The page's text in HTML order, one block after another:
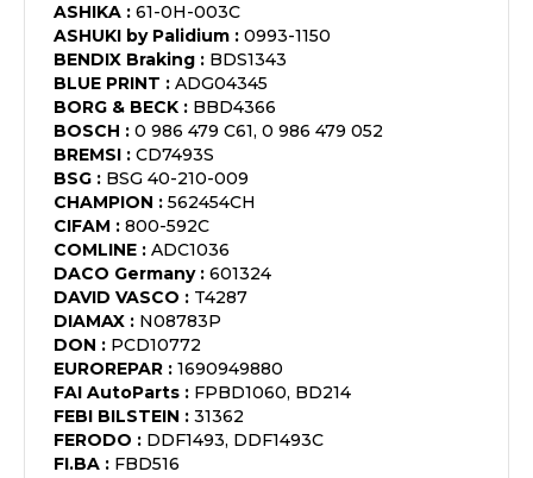
ASHIKA : 61-0H-003C
ASHUKI by Palidium : 0993-1150
BENDIX Braking : BDS1343
BLUE PRINT : ADG04345
BORG & BECK : BBD4366
BOSCH : 0 986 479 C61, 0 986 479 052
BREMSI : CD7493S
BSG : BSG 40-210-009
CHAMPION : 562454CH
CIFAM : 800-592C
COMLINE : ADC1036
DACO Germany: 601324
DAVID VASCO : T4287
DIAMAX : N08783P
DON : PCD10772
EUROREPAR : 1690949880
FAI AutoParts : FPBD1060, BD214
FEBI BILSTEIN : 31362
FERODO : DDF1493, DDF1493C
FI.BA : FBD516